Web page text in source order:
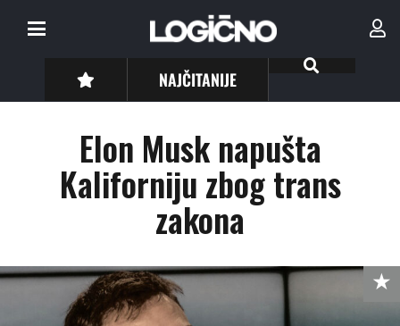
NAJČITANIJE
Elon Musk napušta
Kaliforniju zbog trans
zakona